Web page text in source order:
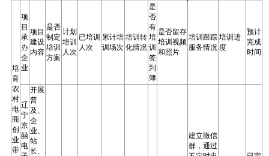
培
育
农
村
电
商
创
业
带
项
目
承
办
企
业
项目
建设
内容
是否
制定
培训
方案
计划
培训
人次
已培训
人次
累计培
训场次
培训转
化情况
是
否
有
培
训
签
到
簿
是否留存
培训视频
和照片
培训跟踪
服务情况
培训进
度
预计
完成
时间
辽
宁
京
囍
电
开展
普
及、
企
业、
站
长、
建立微信
群，通过